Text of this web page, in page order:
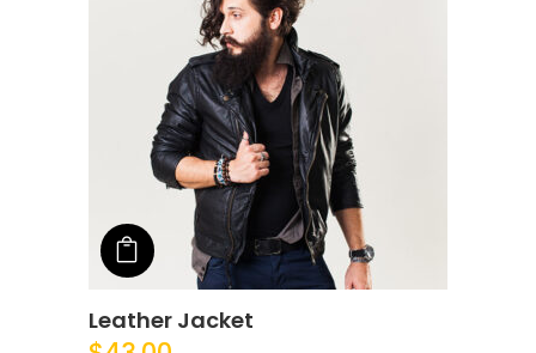
Add to cart
Leather Jacket